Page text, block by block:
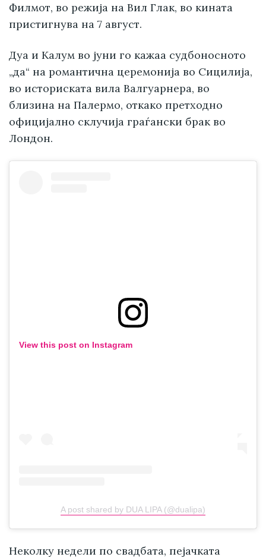
Филмот, во режија на Вил Глак, во кината
пристигнува на 7 август.
Дуа и Калум во јуни го кажаа судбоносното
„да“ на романтична церемонија во Сицилија,
во историската вила Валгуарнера, во
близина на Палермо, откако претходно
официјално склучија граѓански брак во
Лондон.
View this post on Instagram
A post shared by DUA LIPA (@dualipa)
Неколку недели по свадбата, пејачката